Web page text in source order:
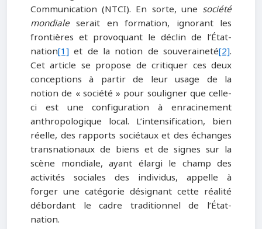
Communication (NTCI). En sorte, une société
mondiale serait en formation, ignorant les
frontières et provoquant le déclin de l’État-
nation[1] et de la notion de souveraineté[2].
Cet article se propose de critiquer ces deux
conceptions à partir de leur usage de la
notion de « société » pour souligner que celle-
ci est une configuration à enracinement
anthropologique local. L’intensification, bien
réelle, des rapports sociétaux et des échanges
transnationaux de biens et de signes sur la
scène mondiale, ayant élargi le champ des
activités sociales des individus, appelle à
forger une catégorie désignant cette réalité
débordant le cadre traditionnel de l’État-
nation.